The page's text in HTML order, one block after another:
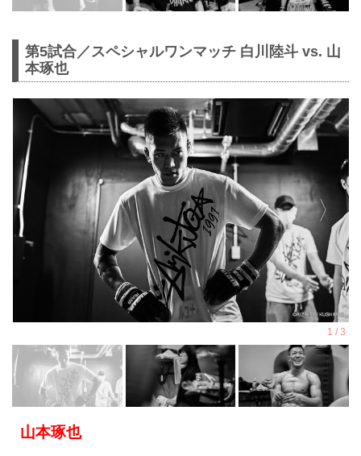
第5試合／スペシャルワンマッチ 白川陸斗 vs. 山
本琢也
山本琢也